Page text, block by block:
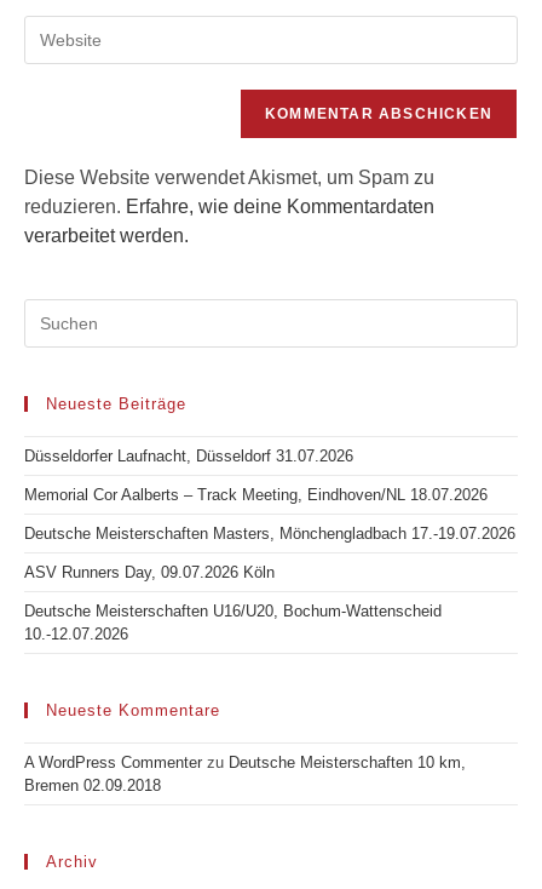
Kommentieren
ein
Mail-
deine
Diese Website verwendet Akismet, um Spam zu
reduzieren. Erfahre, wie deine Kommentardaten
verarbeitet werden.
Neueste Beiträge
Düsseldorfer Laufnacht, Düsseldorf 31.07.2026
Memorial Cor Aalberts – Track Meeting, Eindhoven/NL 18.07.2026
Deutsche Meisterschaften Masters, Mönchengladbach 17.-19.07.2026
ASV Runners Day, 09.07.2026 Köln
Deutsche Meisterschaften U16/U20, Bochum-Wattenscheid
10.-12.07.2026
Neueste Kommentare
A WordPress Commenter zu Deutsche Meisterschaften 10 km,
Bremen 02.09.2018
Archiv